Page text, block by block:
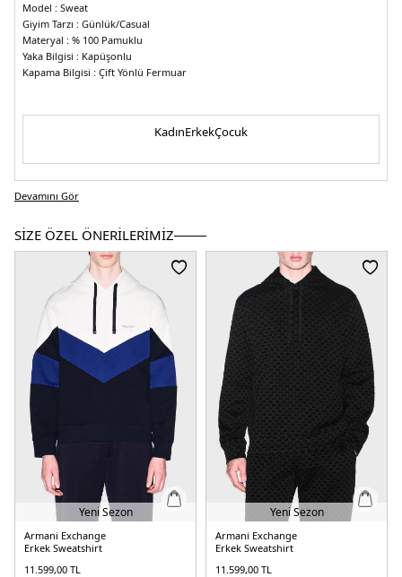
Model : Sweat
Giyim Tarzı : Günlük/Casual
Materyal : % 100 Pamuklu
Yaka Bilgisi : Kapüşonlu
Kapama Bilgisi : Çift Yönlü Fermuar
Geniş cepler
Detay :
5DE18NZM95ZJKRZ1510.12
KadınErkekÇocuk
Devamını Gör
SİZE ÖZEL ÖNERİLERİMİZ
Yeni Sezon
Armani Exchange
Erkek Sweatshirt
11.599,00 TL
Yeni Sezon
Armani Exchange
Erkek Sweatshirt
11.599,00 TL